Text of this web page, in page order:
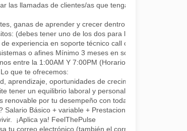
las llamadas de clientes/as que tengan algún
ganas de aprender y crecer dentro de la compañía
(debes tener uno de los dos para la continuidad, se
experiencia en soporte técnico call center.
o afines Mínimo 3 meses en soporte o áreas
entre la 1:00AM Y 7:00PM (Horarios rotativos, 1 día
que te ofrecemos:
aprendizaje, oportunidades de crecimiento, tenemos
tener un equilibrio laboral y personal
renovable por tu desempeño con todas las prestaciones
Básico + variable + Prestaciones por ley.
¡Aplica ya! FeelThePulse
tu correo electrónico (también el correo no deseado)